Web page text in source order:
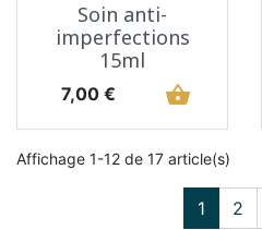
Soin anti-
imperfections
15ml
Prix
7,00 € shopping_basket
Affichage 1-12 de 17 article(s)
1 2